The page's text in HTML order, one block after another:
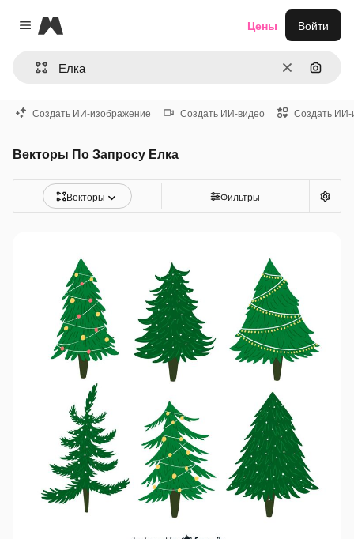
Close menu
Magnific
ОчиститьПоиск
Цены Войти
Создать ИИ-изображение Создать ИИ-видео Создать ИИ-
Векторы По Запросу Елка
Векторы Фильтры